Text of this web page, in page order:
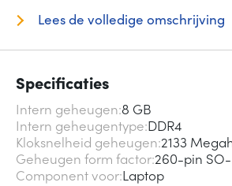
Lees de volledige omschrijving
Specificaties
Intern geheugen 8 GB
Intern geheugentype DDR4
Kloksnelheid geheugen 2133
Geheugen form factor 260-pin
Component voor Laptop